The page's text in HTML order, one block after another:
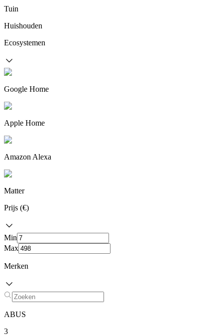
Tuin
Huishouden
Ecosystemen
Google Home
Apple Home
Amazon Alexa
Matter
Prijs (€)
Min
Max
Merken
ABUS
3